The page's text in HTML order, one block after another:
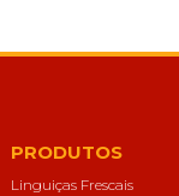
PRODUTOS
Linguiças Frescais